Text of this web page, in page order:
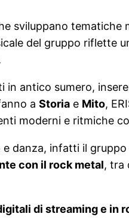
sviluppano tematiche
del gruppo riflette
antico sumero,
a Storia e Mito,
moderni e ritmiche
danza, infatti il
con il rock metal, tra
di streaming e in